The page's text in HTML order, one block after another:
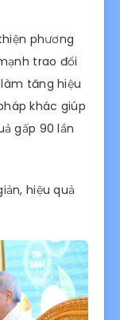
phương
trao đổi
tăng hiệu
khác giúp
gấp 90 lần
hiệu quả